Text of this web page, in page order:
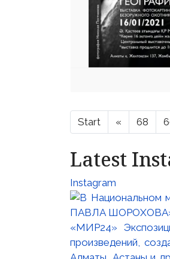
Start « 68
Latest
Instagram